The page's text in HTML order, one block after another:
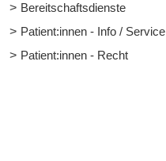
Bereitschaftsdienste
Patient:innen - Info / Service
Patient:innen - Recht